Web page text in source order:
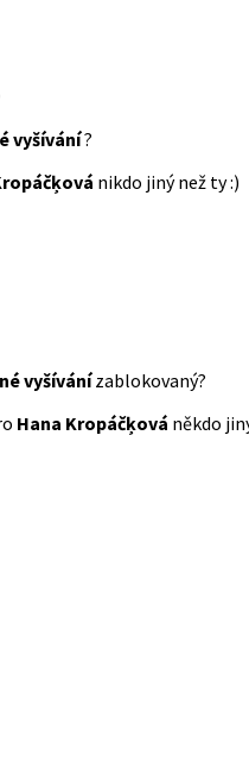
vyšívání?
nikdo jiný než ty :)
vyšívánízablokovaný?
Hana Kropáčķová někdo